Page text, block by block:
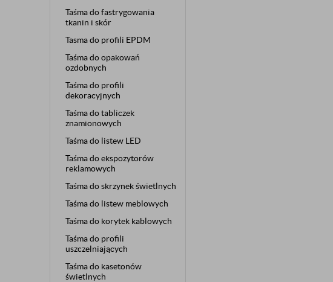
Taśma do fastrygowania
tkanin i skór
Tasma do profili EPDM
Taśma do opakowań
ozdobnych
Taśma do profili
dekoracyjnych
Taśma do tabliczek
znamionowych
Taśma do listew LED
Taśma do ekspozytorów
reklamowych
Taśma do skrzynek świetlnych
Taśma do listew meblowych
Taśma do korytek kablowych
Taśma do profili
uszczelniających
Taśma do kasetonów
świetlnych